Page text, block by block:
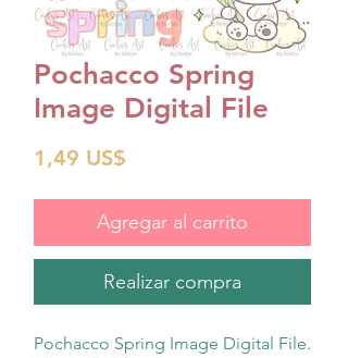
Pochacco Spring
Image Digital File
1,49 US$
Agregar al carrito
Realizar compra
Pochacco Spring Image Digital File.